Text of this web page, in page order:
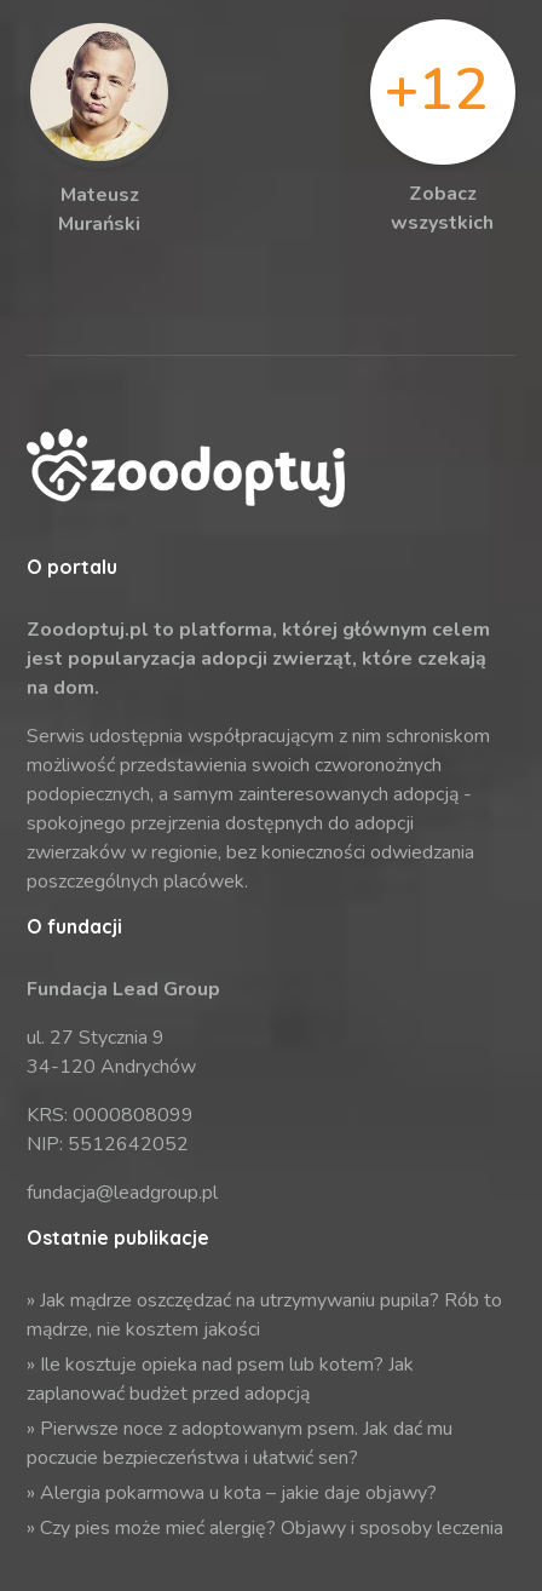
Mateusz
Murański
+12
Zobacz
wszystkich
O portalu
Zoodoptuj.pl to platforma, której głównym celem
jest popularyzacja adopcji zwierząt, które czekają
na dom.
Serwis udostępnia współpracującym z nim schroniskom
możliwość przedstawienia swoich czworonożnych
podopiecznych, a samym zainteresowanych adopcją -
spokojnego przejrzenia dostępnych do adopcji
zwierzaków w regionie, bez konieczności odwiedzania
poszczególnych placówek.
O fundacji
Fundacja Lead Group
ul. 27 Stycznia 9
34-120 Andrychów
KRS: 0000808099
NIP: 5512642052
fundacja@leadgroup.pl
Ostatnie publikacje
»Jak mądrze oszczędzać na utrzymywaniu pupila? Rób to
mądrze, nie kosztem jakości
» Ile kosztuje opieka nad psem lub kotem? Jak
zaplanować budżet przed adopcją
» Pierwsze noce z adoptowanym psem. Jak dać mu
poczucie bezpieczeństwa i ułatwić sen?
»Alergia pokarmowa u kota – jakie daje objawy?
»Czy pies może mieć alergię? Objawy i sposoby leczenia